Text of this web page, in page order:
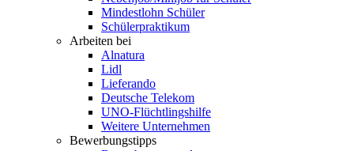
Mindestlohn Schüler
Schülerpraktikum
Arbeiten bei
Alnatura
Lidl
Lieferando
Deutsche Telekom
UNO-Flüchtlingshilfe
Weitere Unternehmen
Bewerbungstipps